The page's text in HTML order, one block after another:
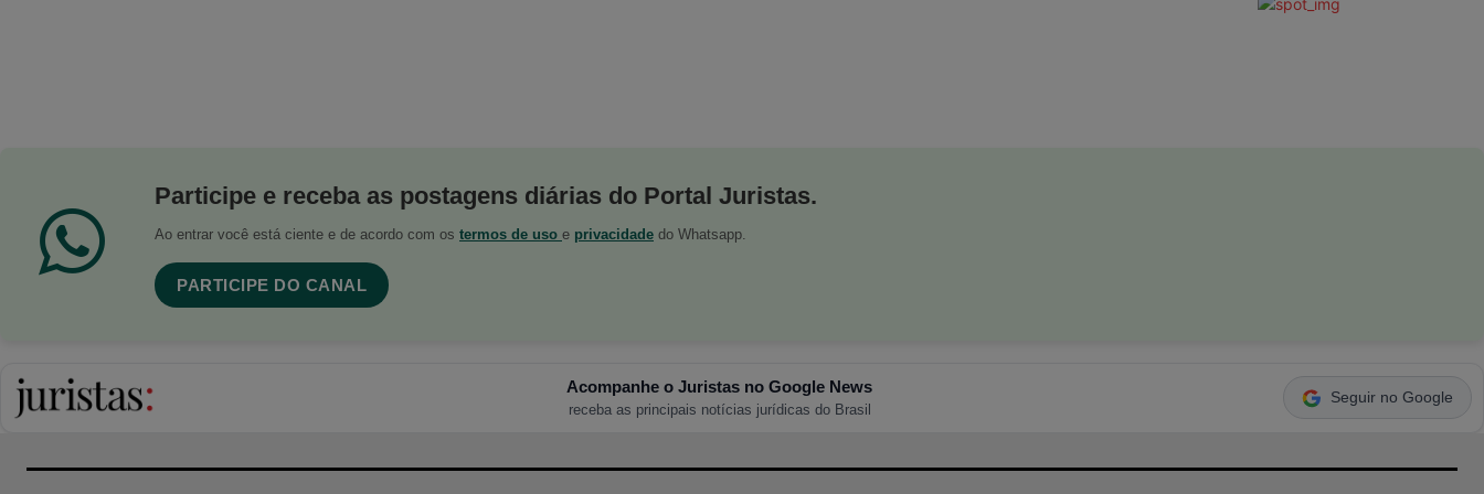
Participe e receba as postagens diárias do Portal Juristas.
Ao entrar você está ciente e de acordo com os termos de uso e privacidade do Whatsapp.
PARTICIPE DO CANAL
Acompanhe o Juristas no Google News
receba as principais notícias jurídicas do Brasil
Seguir no Google